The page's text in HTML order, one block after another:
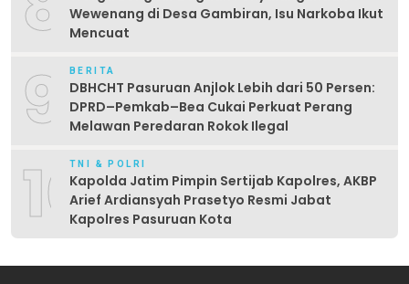
Wewenang di Desa Gambiran, Isu Narkoba Ikut
Mencuat
9 BERITA
DBHCHT Pasuruan Anjlok Lebih dari 50 Persen:
DPRD–Pemkab–Bea Cukai Perkuat Perang
Melawan Peredaran Rokok Ilegal
10TNI & POLRI
Kapolda Jatim Pimpin Sertijab Kapolres, AKBP
Arief Ardiansyah Prasetyo Resmi Jabat
Kapolres Pasuruan Kota